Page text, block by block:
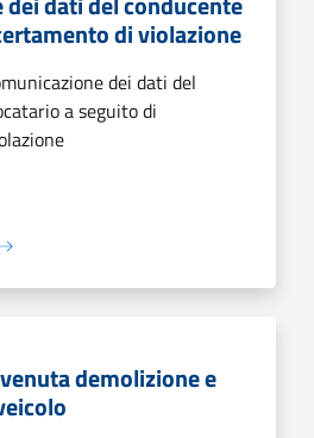
di violazione
dei dati del
a seguito di
demolizione e